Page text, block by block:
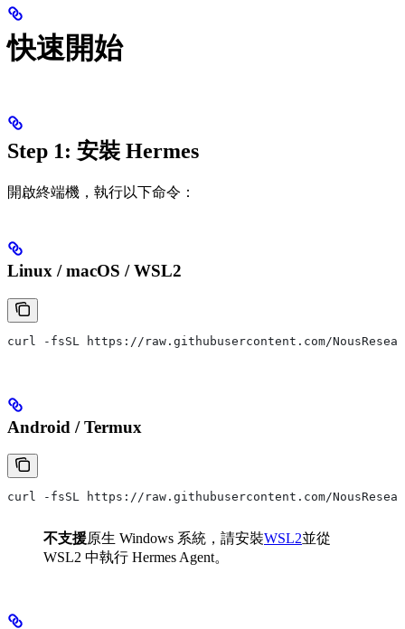
快速開始
Step 1: 安裝 Hermes
開啟終端機，執行以下命令：
Linux / macOS / WSL2
curl -fsSL https://raw.githubusercontent.com/
Android / Termux
curl -fsSL https://raw.githubusercontent.com/
不支援原生 Windows 系統，請安裝WSL2並從
WSL2 中執行 Hermes Agent。